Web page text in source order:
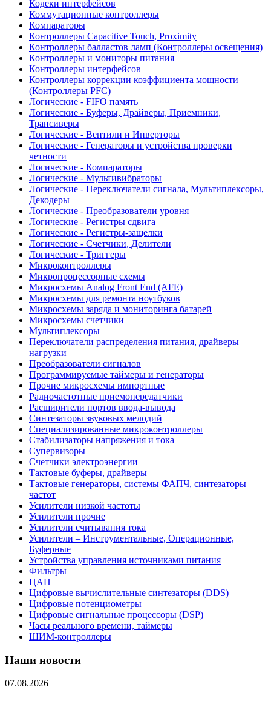
Кодеки интерфейсов
Коммутационные контроллеры
Компараторы
Контроллеры Capacitive Touch, Proximity
Контроллеры балластов ламп (Контроллеры освещения)
Контроллеры и мониторы питания
Контроллеры интерфейсов
Контроллеры коррекции коэффициента мощности
(Контроллеры PFC)
Логические - FIFO память
Логические - Буферы, Драйверы, Приемники,
Трансиверы
Логические - Вентили и Инверторы
Логические - Генераторы и устройства проверки
четности
Логические - Компараторы
Логические - Мультивибраторы
Логические - Переключатели сигнала, Мультиплексоры,
Декодеры
Логические - Преобразователи уровня
Логические - Регистры сдвига
Логические - Регистры-защелки
Логические - Счетчики, Делители
Логические - Триггеры
Микроконтроллеры
Микропроцессорные схемы
Микросхемы Analog Front End (AFE)
Микросхемы для ремонта ноутбуков
Микросхемы заряда и мониторинга батарей
Микросхемы счетчики
Мультиплексоры
Переключатели распределения питания, драйверы
нагрузки
Преобразователи сигналов
Программируемые таймеры и генераторы
Прочие микросхемы импортные
Радиочастотные приемопередатчики
Расширители портов ввода-вывода
Синтезаторы звуковых мелодий
Специализированные микроконтроллеры
Стабилизаторы напряжения и тока
Супервизоры
Счетчики электроэнергии
Тактовые буферы, драйверы
Тактовые генераторы, системы ФАПЧ, синтезаторы
частот
Усилители низкой частоты
Усилители прочие
Усилители считывания тока
Усилители – Инструментальные, Операционные,
Буферные
Устройства управления источниками питания
Фильтры
ЦАП
Цифровые вычислительные синтезаторы (DDS)
Цифровые потенциометры
Цифровые сигнальные процессоры (DSP)
Часы реального времени, таймеры
ШИМ-контроллеры
Наши новости
07.08.2026